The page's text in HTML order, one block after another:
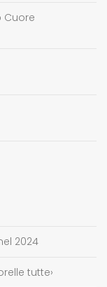
Cuore
2024
tutte›